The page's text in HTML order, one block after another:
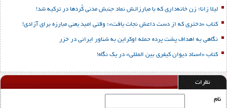
لیلا زانا؛ زن خانه‌داری که با مبارزاتش نماد جنبش مدنی کُردها در ترکیه شد!
کتاب «دختری که از دست داعش نجات یافت»؛ وقتی امید یعنی مبارزه برای آزادی!
نگاهی به اهداف پشت پرده حمله اوکراین به شناور ایرانی در خزر
کتاب «اسناد دیوان کیفری بین المللی» در یک نگاه!
نظرات
نام